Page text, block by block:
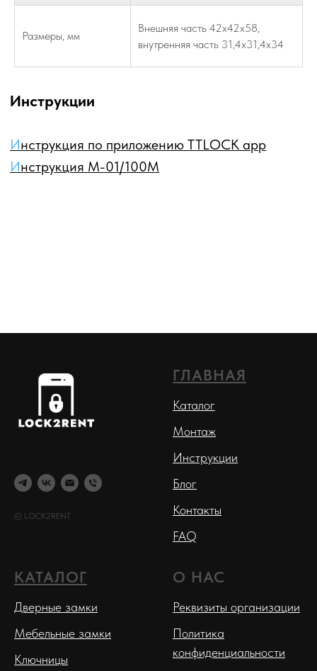
Размеры, мм
Внешняя часть 42х42х58,
внутренняя часть 31,4х31,4х34
© LOCK2RENT
ГЛАВНАЯ
Каталог
Монтаж
Инструкции
Блог
Контакты
FAQ
КАТАЛОГ
Дверные замки
Мебельные замки
Ключницы
О НАС
Реквизиты организации
Политика
конфиденциальности